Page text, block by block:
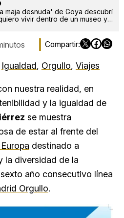
maja desnuda' de Goya descubrí
vivir dentro de un museo y
Igualdad, Orgullo, Viajes
nuestra realidad, en
y la igualdad de
se muestra
de estar al frente del
destinado a
la diversidad de la
año consecutivo línea
Orgullo.